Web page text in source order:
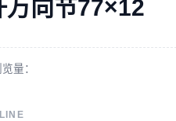
向节77×12
量：